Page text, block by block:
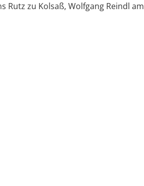
Rutz zu Kolsaß, Wolfgang Reindl am